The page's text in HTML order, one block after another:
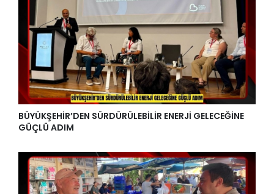
BÜYÜKŞEHİR’DEN SÜRDÜRÜLEBİLİR ENERJİ GELECEĞİNE
GÜÇLÜ ADIM